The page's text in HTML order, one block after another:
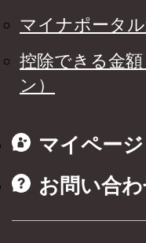
マイナポータ
控除できる金
ン）
マイページ
お問い合